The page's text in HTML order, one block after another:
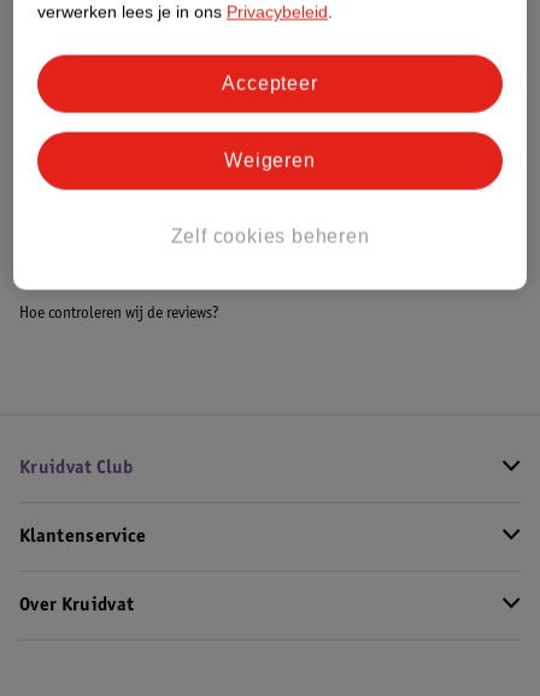
Meer informatie
Bestel & Bezorginformatie
Hoe controleren wij de reviews?
Kruidvat Club
Klantenservice
Over Kruidvat
verwerken lees je in ons Privacybeleid.
Zelf cookies beheren
Weigeren
Accepteer